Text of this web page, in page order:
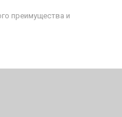
преимущества и